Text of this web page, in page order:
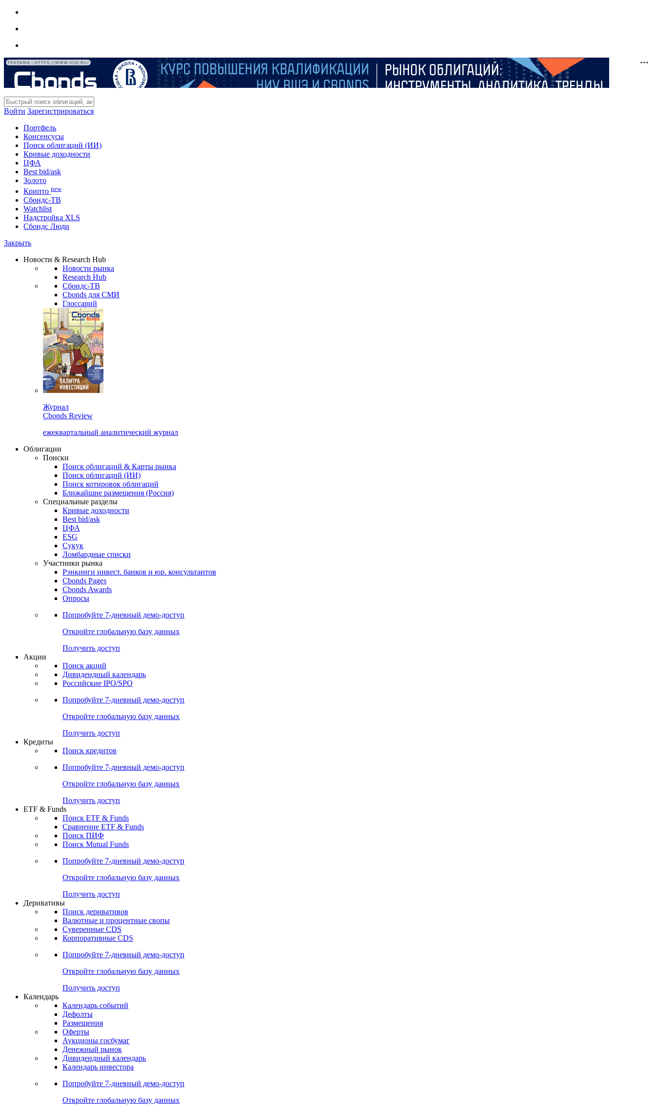
РЕКЛАМА • HTTPS://WWW.HSE.RU/
Войти Зарегистрироваться
Портфель
Консенсусы
Поиск облигаций (ИИ)
Кривые доходности
ЦФА
Best bid/ask
Золото
Крипто new
Сбондс-ТВ
Watchlist
Надстройка XLS
Сбондс Люди
Закрыть
Новости & Research Hub
Новости рынка
Research Hub
Сбондс-ТВ
Cbonds для СМИ
Глоссарий
Журнал
Cbonds Review
ежеквартальный аналитический журнал
Облигации
Поиски
Поиск облигаций & Карты рынка
Поиск облигаций (ИИ)
Поиск котировок облигаций
Ближайшие размещения (Россия)
Специальные разделы
Кривые доходности
Best bid/ask
ЦФА
ESG
Сукук
Ломбардные списки
Участники рынка
Рэнкинги инвест. банков и юр. консультантов
Cbonds Pages
Cbonds Awards
Опросы
Попробуйте 7-дневный демо-доступ
Откройте глобальную базу данных
Получить доступ
Акции
Поиск акций
Дивидендный календарь
Российские IPO/SPO
Попробуйте 7-дневный демо-доступ
Откройте глобальную базу данных
Получить доступ
Кредиты
Поиск кредитов
Попробуйте 7-дневный демо-доступ
Откройте глобальную базу данных
Получить доступ
ETF & Funds
Поиск ETF & Funds
Сравнение ETF & Funds
Поиск ПИФ
Поиск Mutual Funds
Попробуйте 7-дневный демо-доступ
Откройте глобальную базу данных
Получить доступ
Деривативы
Поиск деривативов
Валютные и процентные свопы
Суверенные CDS
Корпоративные CDS
Попробуйте 7-дневный демо-доступ
Откройте глобальную базу данных
Получить доступ
Календарь
Календарь событий
Дефолты
Размещения
Оферты
Аукционы госбумаг
Денежный рынок
Дивидендный календарь
Календарь инвестора
Попробуйте 7-дневный демо-доступ
Откройте глобальную базу данных